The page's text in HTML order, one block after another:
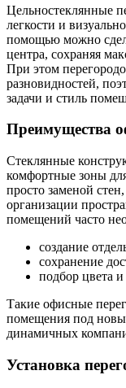
Цельностеклянные
легкости и
помощью можно
центра, сохраняя
При этом
разновидностей,
задачи и стиль
Преимущества
Стеклянные
комфортные зоны
просто заменой
организации
помещений часто
создание
сохранение
подбор цвета
Такие офисные
помещения под
динамичных
Установка